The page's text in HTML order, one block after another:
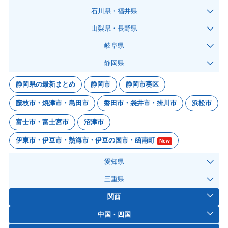
石川県・福井県
山梨県・長野県
岐阜県
静岡県
静岡県の最新まとめ 静岡市 静岡市葵区
藤枝市・焼津市・島田市 磐田市・袋井市・掛川市 浜松市
富士市・富士宮市 沼津市
伊東市・伊豆市・熱海市・伊豆の国市・函南町 New
愛知県
三重県
関西
中国・四国